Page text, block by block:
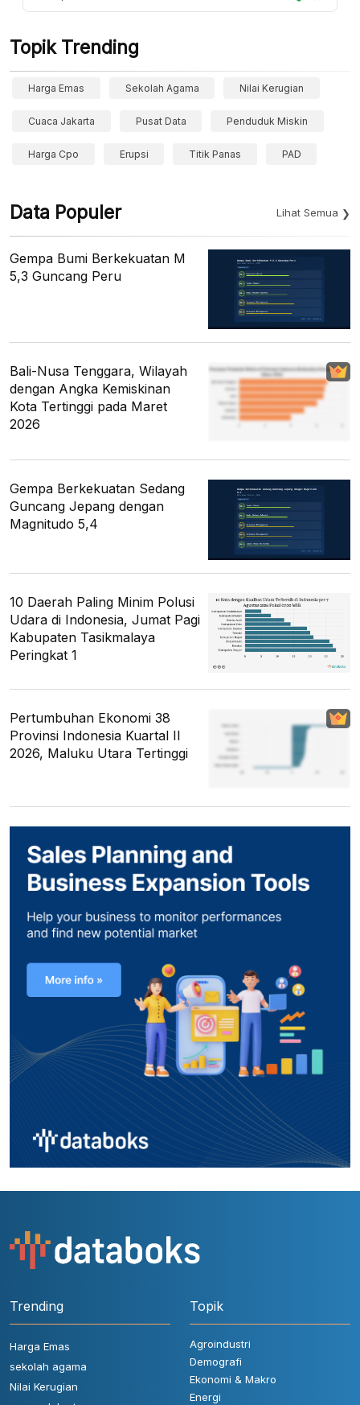
Topik Trending
Harga Emas Sekolah Agama Nilai Kerugian
Cuaca Jakarta Pusat Data Penduduk Miskin
Harga Cpo Erupsi Titik Panas PAD
Data Populer Lihat Semua
Gempa Bumi Berkekuatan M
5,3 Guncang Peru
Bali-Nusa Tenggara, Wilayah
dengan Angka Kemiskinan
Kota Tertinggi pada Maret
2026
Gempa Berkekuatan Sedang
Guncang Jepang dengan
Magnitudo 5,4
10 Daerah Paling Minim Polusi
Udara di Indonesia, Jumat Pagi
Kabupaten Tasikmalaya
Peringkat 1
Pertumbuhan Ekonomi 38
Provinsi Indonesia Kuartal II
2026, Maluku Utara Tertinggi
Trending
Harga Emas
sekolah agama
Nilai Kerugian
Topik
Agroindustri
Demografi
Ekonomi & Makro
Energi